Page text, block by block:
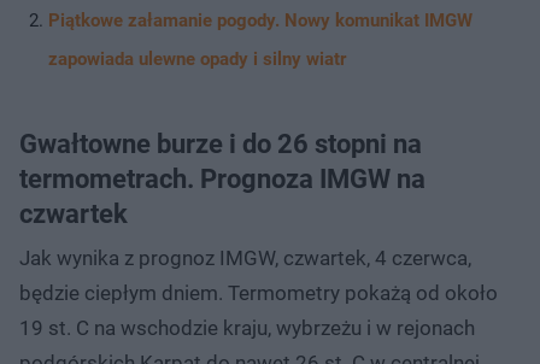
Piątkowe załamanie pogody. Nowy komunikat IMGW
zapowiada ulewne opady i silny wiatr
Gwałtowne burze i do 26 stopni na
termometrach. Prognoza IMGW na
czwartek
Jak wynika z prognoz IMGW, czwartek, 4 czerwca,
będzie ciepłym dniem. Termometry pokażą od około
19 st. C na wschodzie kraju, wybrzeżu i w rejonach